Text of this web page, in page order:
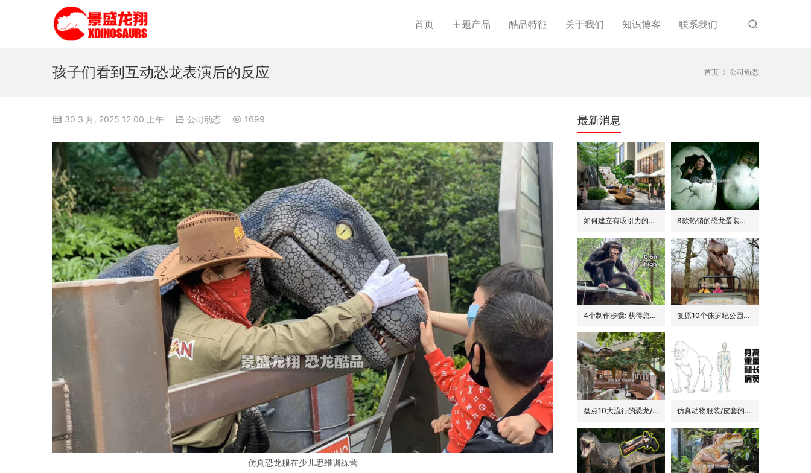
首页 主题产品 酷品特征 关于我们 知识博客 联系我们
首页 公司动态
孩子们看到互动恐龙表演后的反应
30 3 月, 2025 12:00 上午 公司动态 1699
仿真恐龙服在少儿思维训练营
最新消息
如何建立有吸引力的商场外围(恐龙或流行主题) 8款热销的恐龙蛋装饰(模型/雕塑)供参考
4个制作步骤: 获得您的动物手偶 复原10个侏罗纪公园里的经典恐龙品种
盘点10大流行的恐龙/侏罗纪主题花园餐吧的景观装饰 仿真动物服装/皮套的6大卖点